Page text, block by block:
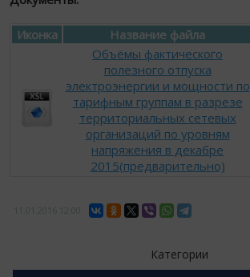
Иконка Название файла
Объёмы фактического
полезного отпуска
электроэнергии и мощности по
тарифным группам в разрезе
территориальных сетевых
организаций по уровням
напряжения в декабре
2015(предварительно)
Категории